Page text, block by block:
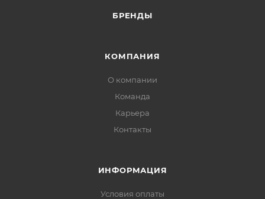
БРЕНДЫ
КОМПАНИЯ
О компании
Команда
Карьера
Контакты
ИНФОРМАЦИЯ
Условия оплаты